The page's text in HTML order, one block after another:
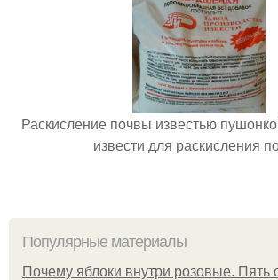
Раскисление почвы известью
извести для раскисления
Популярные материалы
Почему яблоки внутри розовые. Пять